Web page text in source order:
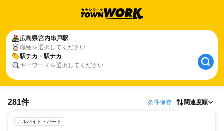
広島県宮内串戸駅
職種を選択してください
駅チカ・駅ナカ
キーワードを選択してください
281件 条件保存 関連度順
アルバイト・パート